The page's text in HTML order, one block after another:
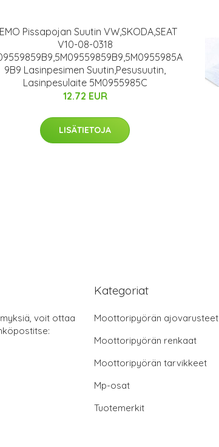
Pissapojan Suutin VW,SKODA,SEAT
V10-08-0318
9B9 Lasinpesimen Suutin,Pesusuutin,
Lasinpesulaite 5M0955985C
12.72 EUR
LISÄTIETOJA
voit ottaa
Kategoriat
Moottoripyörän ajovarusteet
Moottoripyörän renkaat
Moottoripyörän tarvikkeet
Mp-osat
Tuotemerkit